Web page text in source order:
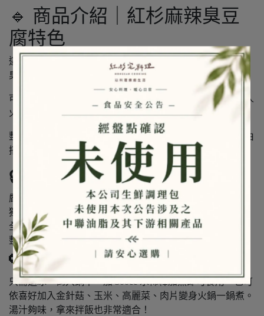
🔹 商品介紹｜紅杉麻辣臭豆
腐特色
這款麻辣臭豆腐，整塊豆腐吸飽滷汁超級入味，豆腐超嫩，
臭香不死鹹，湯頭溫潤麻香，越煮越有味。
可單吃、加菜、配飯或煮麵，是冷天必備、宵夜良伴、懶人
火鍋首選。
整包 10 塊豆腐附湯，適合 4～5 人份，也可加入火鍋料自由
搭配，快速完成一鍋香氣四溢的臭豆腐鍋。
🔒 紅杉四大保證
嚴選豆腐原料，風味濃郁、入味不死辣
獨家湯底調味，臭香＋麻香＋辣香三重奏
全程低溫保鮮，品質穩定又安心
整包免備料，簡單加熱快速上桌
🔑 怎麼煮麻辣臭豆腐？
只需退冰、倒入鍋中，加 300cc 水稀釋加熱即可食用。也可
依喜好加入金針菇、玉米、高麗菜、肉片變身火鍋一鍋煮。
湯汁夠味，拿來拌飯也非常適合！